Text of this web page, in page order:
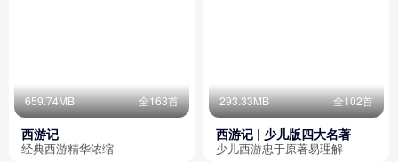
659.74MB 全163首
西游记
经典西游精华浓缩
293.33MB 全102首
西游记 | 少儿版四大名著
少儿西游忠于原著易理解